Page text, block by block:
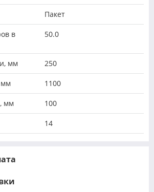
Пакет
в
50.0
мм 250
мм 1100
мм 100
14